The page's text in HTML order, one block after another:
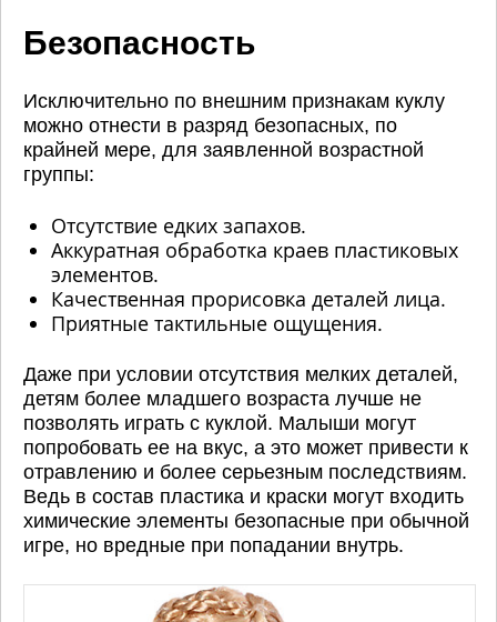
Безопасность
Исключительно по внешним признакам куклу
можно отнести в разряд безопасных, по
крайней мере, для заявленной возрастной
группы:
Отсутствие едких запахов.
Аккуратная обработка краев пластиковых
элементов.
Качественная прорисовка деталей лица.
Приятные тактильные ощущения.
Даже при условии отсутствия мелких деталей,
детям более младшего возраста лучше не
позволять играть с куклой. Малыши могут
попробовать ее на вкус, а это может привести к
отравлению и более серьезным последствиям.
Ведь в состав пластика и краски могут входить
химические элементы безопасные при обычной
игре, но вредные при попадании внутрь.